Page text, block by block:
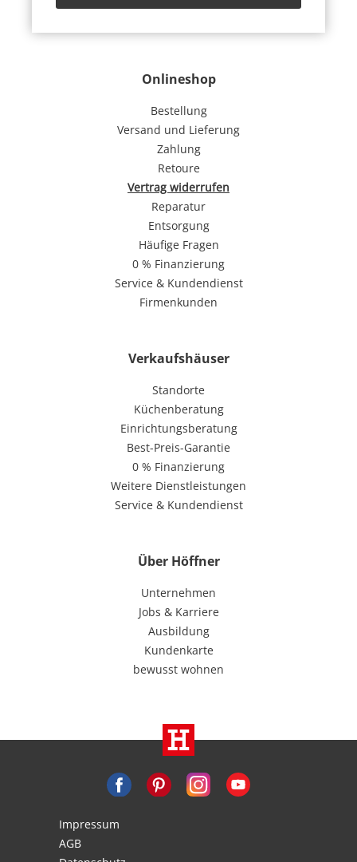
Onlineshop
Bestellung
Versand und Lieferung
Zahlung
Retoure
Vertrag widerrufen
Reparatur
Entsorgung
Häufige Fragen
0 % Finanzierung
Service & Kundendienst
Firmenkunden
Verkaufshäuser
Standorte
Küchenberatung
Einrichtungsberatung
Best-Preis-Garantie
0 % Finanzierung
Weitere Dienstleistungen
Service & Kundendienst
Über Höffner
Unternehmen
Jobs & Karriere
Ausbildung
Kundenkarte
bewusst wohnen
Impressum
AGB